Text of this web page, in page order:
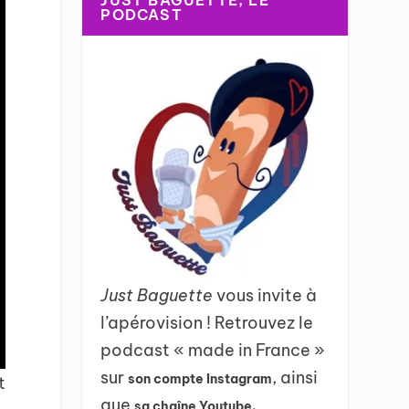
PODCAST
Just Baguettevous invite à
l’apérovision ! Retrouvez le
podcast « made in France »
surson compte Instagram, ainsi